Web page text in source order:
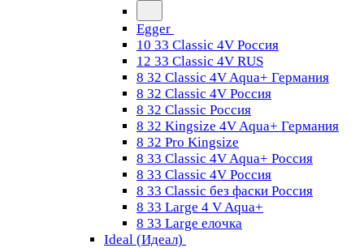
Egger
10 33 Classic 4V Россия
12 33 Classic 4V RUS
8 32 Classic 4V Aqua+ Германия
8 32 Classic 4V Россия
8 32 Classic Россия
8 32 Kingsize 4V Aqua+ Германия
8 32 Pro Kingsize
8 33 Classic 4V Aqua+ Россия
8 33 Classic 4V Россия
8 33 Classic без фаски Россия
8 33 Large 4 V Aqua+
8 33 Large елочка
Ideal (Идеал)